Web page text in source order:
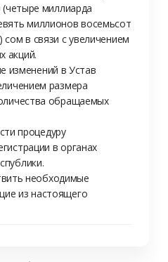
миллиарда
миллионов восемьсот
в связи с увеличением
акций.
размера
обращаемых
в органах
из настоящего